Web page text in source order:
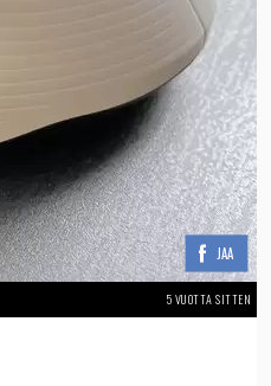
JAA
5 VUOTTA SITTEN